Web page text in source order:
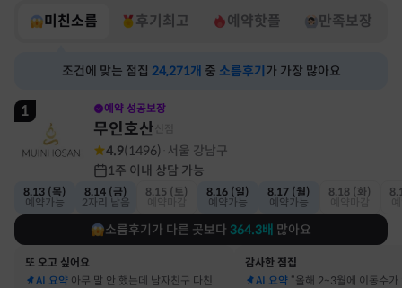
미친소름 후기최고 예약핫플 만족보장
조건에 맞는 점집 24,271개 중 소름후기 가 가장 많아요
1 예약 성공보장
무인호산
4.9(1496) 서울 강남구
1주 이내 상담 가능
8.13 (목)
예약가능
8.14 (금)
2자리 남음
8.15 (토)
8.16 (일)
예약가능
8.17 (월)
예약가능
8.18 (화)
소름후기가 다른 곳보다 364.3배 많아요
또 오고 싶어요
AI 요약 아무 말 안 했는데 남자친구 다친
감사한 점집
AI 요약 “올해 2~3월에 이동수가